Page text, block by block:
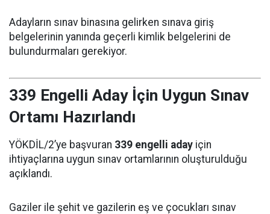
Adayların sınav binasına gelirken sınava giriş
belgelerinin yanında geçerli kimlik belgelerini de
bulundurmaları gerekiyor.
339 Engelli Aday İçin Uygun Sınav
Ortamı Hazırlandı
YÖKDİL/2’ye başvuran 339 engelli aday için
ihtiyaçlarına uygun sınav ortamlarının oluşturulduğu
açıklandı.
Gaziler ile şehit ve gazilerin eş ve çocukları sınav